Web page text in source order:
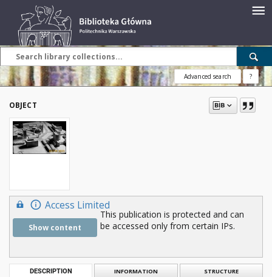
Advanced search ?
OBJECT
Access Limited
Show content
This publication is protected and can
be accessed only from certain IPs.
DESCRIPTION INFORMATION STRUCTURE